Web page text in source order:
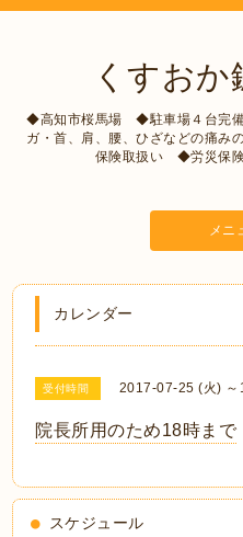
くすおか
◆高知市桜馬場 ◆駐車場４台完
ガ・首、肩、腰、ひざなどの痛
保険取扱い ◆労災保
メニ
カレンダー
受付時間 2017-07-25 (火) ～
院長所用のため18時まで
スケジュール